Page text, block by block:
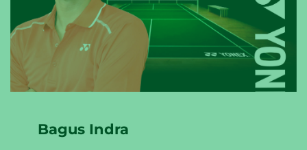
Bagus Indra